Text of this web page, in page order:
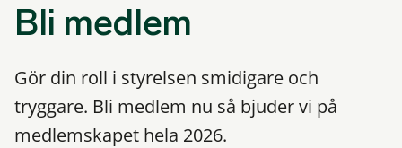
Bli medlem
Gör din roll i styrelsen smidigare och
tryggare. Bli medlem nu så bjuder vi på
medlemskapet hela 2026.